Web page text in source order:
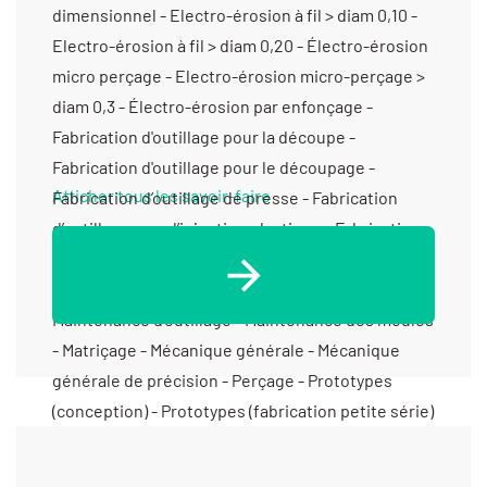
dimensionnel - Electro-érosion à fil > diam 0,10 -
Electro-érosion à fil > diam 0,20 - Électro-érosion
micro perçage - Electro-érosion micro-perçage >
diam 0,3 - Électro-érosion par enfonçage -
Fabrication d'outillage pour la découpe -
Fabrication d'outillage pour le découpage -
Fabrication d’outillage de presse - Fabrication
d’outillage pour l’injection plastique - Fabrication
de poinçon-matrice - Filetage - Fraisage
horizontal - Fraisage proto - Fraisage série -
Maintenance d’outillage - Maintenance des moules
- Matriçage - Mécanique générale - Mécanique
générale de précision - Perçage - Prototypes
(conception) - Prototypes (fabrication petite série)
Afficher tous les savoir-faire